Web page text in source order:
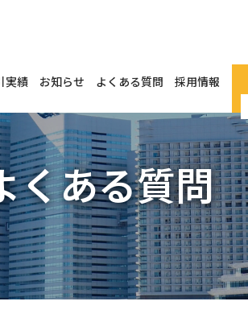
実績 お知らせ よくある質問
採用情報
くある質問